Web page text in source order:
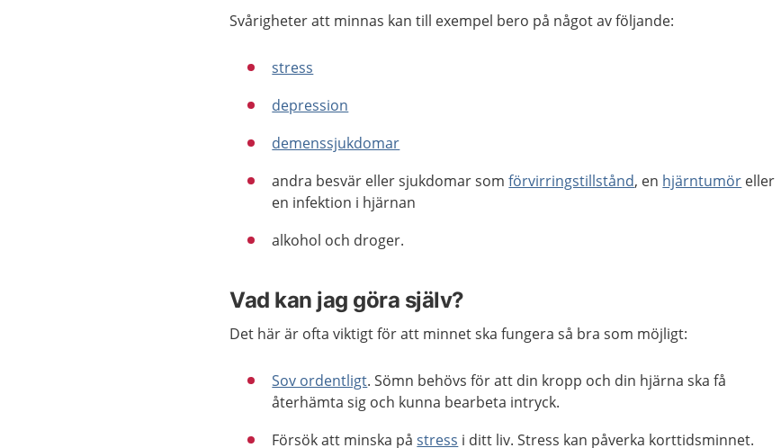
Svårigheter att minnas kan till exempel bero på något av följande:
stress
depression
demenssjukdomar
andra besvär eller sjukdomar somförvirringstillstånd, en hjärntumör eller
en infektion i hjärnan
alkohol och droger.
Vad kan jag göra själv?
Det här är ofta viktigt för att minnet ska fungera så bra som möjligt:
Sov ordentligt. Sömn behövs för att din kropp och din hjärna ska få
återhämta sig och kunna bearbeta intryck.
Försök att minska påstress i ditt liv. Stress kan påverka korttidsminnet.